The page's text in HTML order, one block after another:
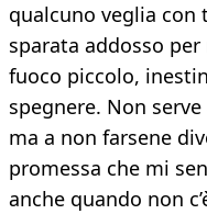
qualcuno veglia con
sparata addosso per
fuoco piccolo,
spegnere. Non
ma a non farsene
promessa che mi
anche quando non